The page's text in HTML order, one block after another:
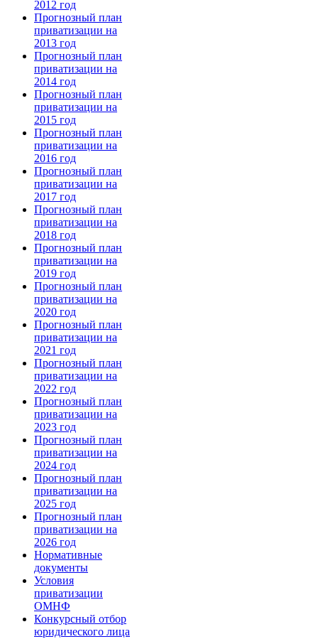
2012 год
Прогнозный план
приватизации на
2013 год
Прогнозный план
приватизации на
2014 год
Прогнозный план
приватизации на
2015 год
Прогнозный план
приватизации на
2016 год
Прогнозный план
приватизации на
2017 год
Прогнозный план
приватизации на
2018 год
Прогнозный план
приватизации на
2019 год
Прогнозный план
приватизации на
2020 год
Прогнозный план
приватизации на
2021 год
Прогнозный план
приватизации на
2022 год
Прогнозный план
приватизации на
2023 год
Прогнозный план
приватизации на
2024 год
Прогнозный план
приватизации на
2025 год
Прогнозный план
приватизации на
2026 год
Нормативные
документы
Условия
приватизации
ОМНФ
Конкурсный отбор
юридического лица